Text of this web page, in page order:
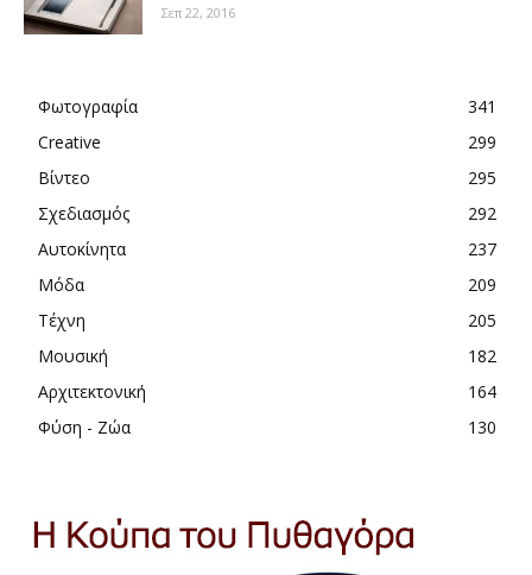
Σεπ 22, 2016
Φωτογραφία
341
Creative
299
Βίντεο
295
Σχεδιασμός
292
Αυτοκίνητα
237
Μόδα
209
Τέχνη
205
Μουσική
182
Αρχιτεκτονική
164
Φύση - Ζώα
130